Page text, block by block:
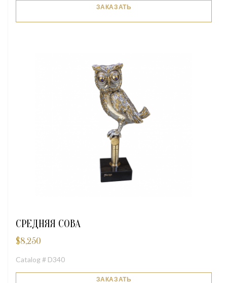
ЗАКАЗАТЬ
СРЕДНЯЯ СОВА
$8,250
Catalog # D340
ЗАКАЗАТЬ